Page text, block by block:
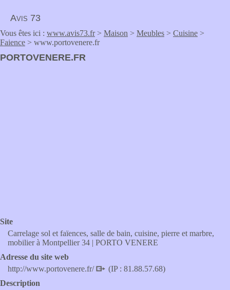
Avis 73
Vous êtes ici : www.avis73.fr> Maison > Meubles > Cuisine >
Faience > www.portovenere.fr
PORTOVENERE.FR
Site
Carrelage sol et faïences, salle de bain, cuisine, pierre et marbre,
mobilier à Montpellier 34 | PORTO VENERE
Adresse du site web
http://www.portovenere.fr/
(IP : 81.88.57.68)
Description